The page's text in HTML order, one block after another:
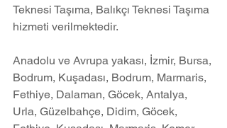
Teknesi Taşıma, Balıkçı Teknesi Taşıma
hizmeti verilmektedir.
Anadolu ve Avrupa yakası, İzmir, Bursa,
Bodrum, Kuşadası, Bodrum, Marmaris,
Fethiye, Dalaman, Göcek, Antalya,
Urla, Güzelbahçe, Didim, Göcek,